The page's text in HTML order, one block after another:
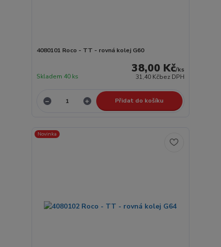
4080101 Roco - TT - rovná kolej G60
38,00 Kč/ks
31,40 Kčbez DPH
Skladem 40 ks
Přidat do košíku
Novinka